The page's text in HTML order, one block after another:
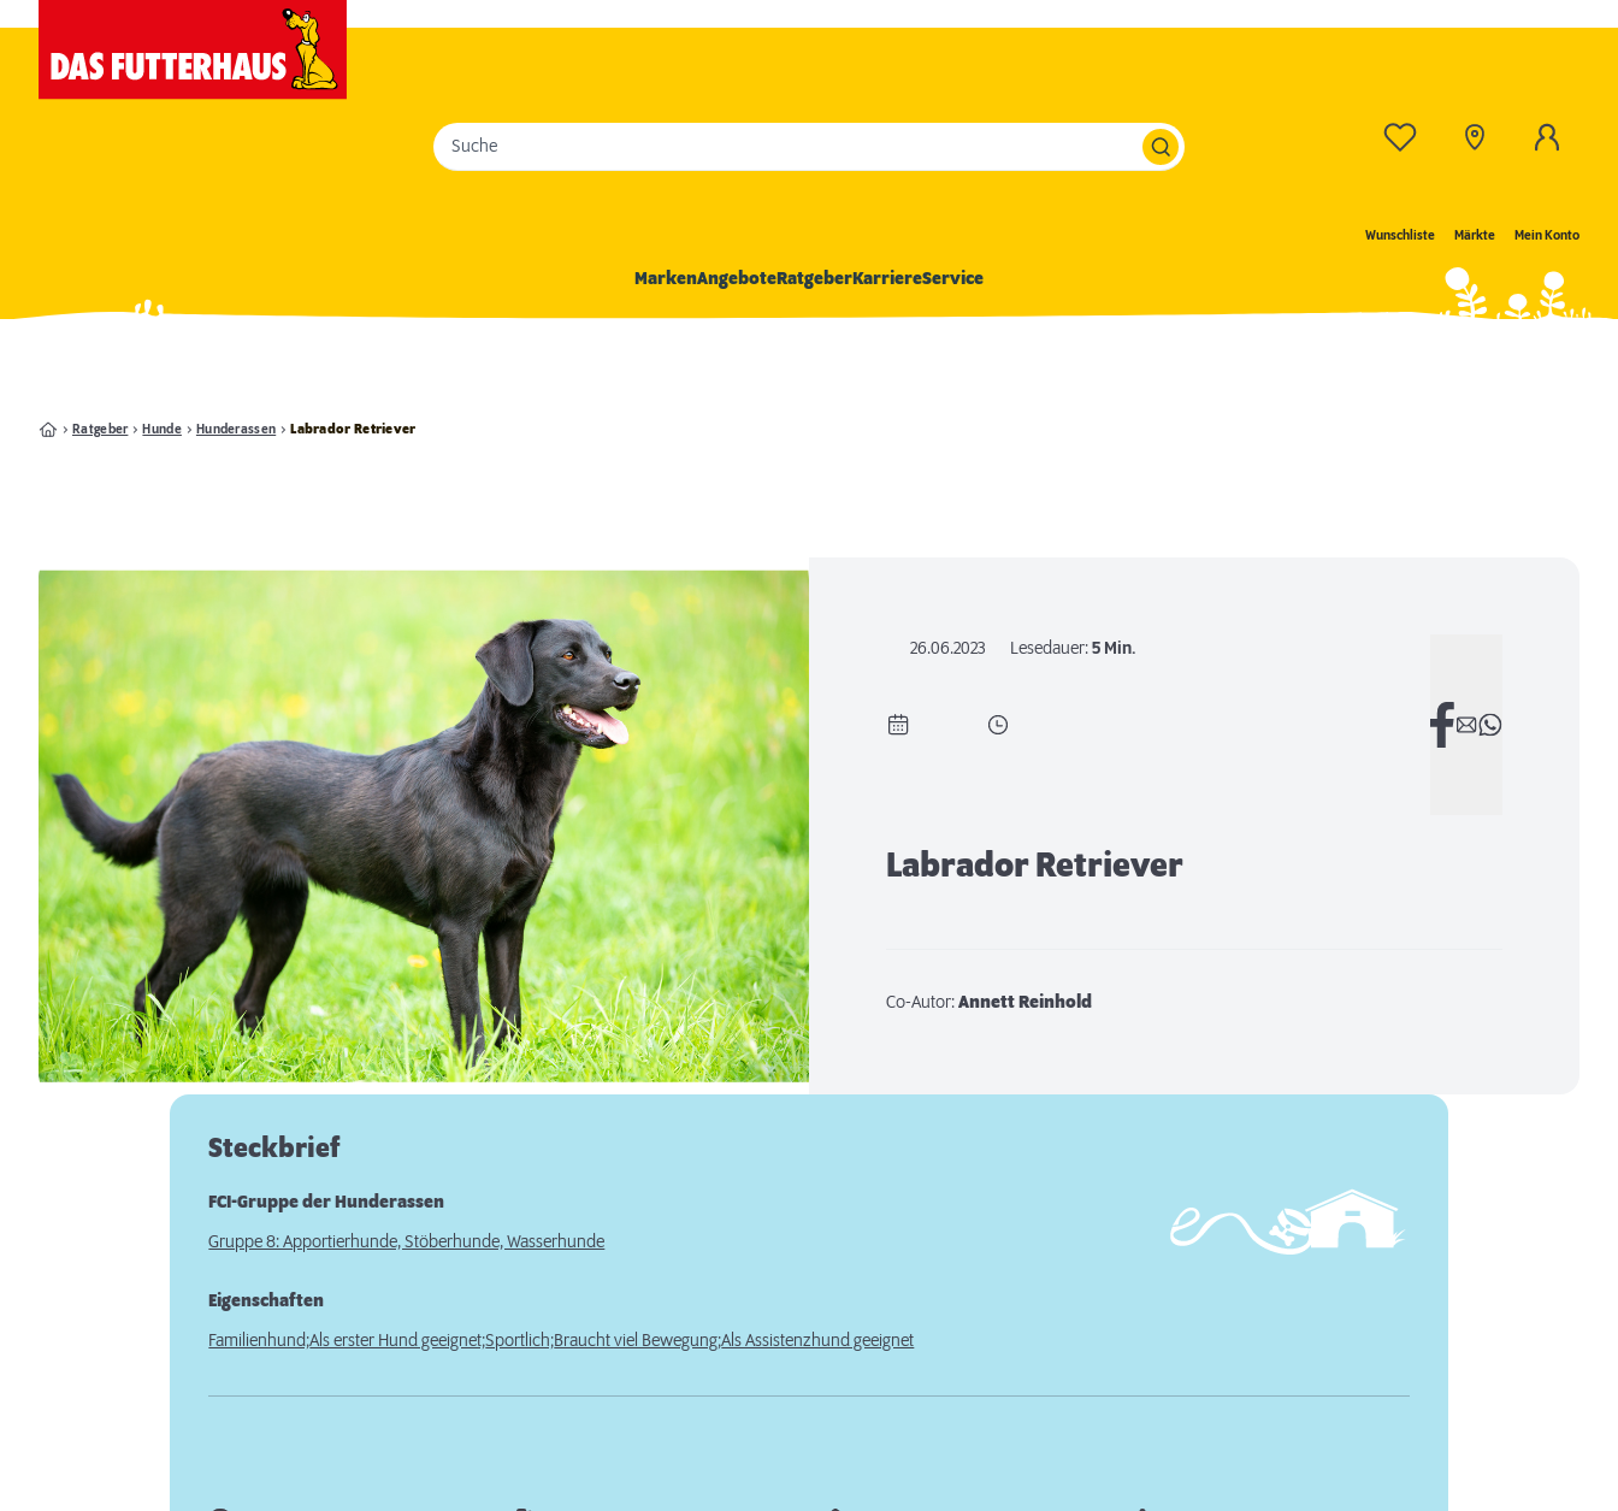
Wunschliste Märkte Mein Konto
Suche
MarkenAngeboteRatgeberKarriereService
Ratgeber Hunde Hunderassen Labrador Retriever
26.06.2023 Lesedauer:5 Min.
Labrador Retriever
Co-Autor:Annett Reinhold
Steckbrief
FCI-Gruppe der Hunderassen
Gruppe 8: Apportierhunde, Stöberhunde, Wasserhunde
Eigenschaften
Familienhund;Als erster Hund geeignet;Sportlich;Braucht viel Bewegung;Als Assistenzhund geeignet